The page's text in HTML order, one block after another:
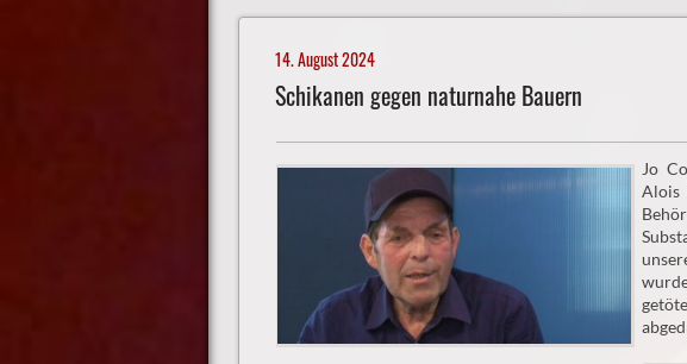
14. August 2024
Schikanen gegen naturnahe Bauern
Jo
Alois